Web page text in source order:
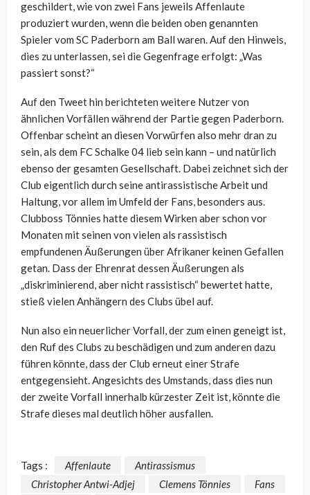
geschildert, wie von zwei Fans jeweils Affenlaute
produziert wurden, wenn die beiden oben genannten
Spieler vom SC Paderborn am Ball waren. Auf den Hinweis,
dies zu unterlassen, sei die Gegenfrage erfolgt: „Was
passiert sonst?“
Auf den Tweet hin berichteten weitere Nutzer von
ähnlichen Vorfällen während der Partie gegen Paderborn.
Offenbar scheint an diesen Vorwürfen also mehr dran zu
sein, als dem FC Schalke 04 lieb sein kann – und natürlich
ebenso der gesamten Gesellschaft. Dabei zeichnet sich der
Club eigentlich durch seine antirassistische Arbeit und
Haltung, vor allem im Umfeld der Fans, besonders aus.
Clubboss Tönnies hatte diesem Wirken aber schon vor
Monaten mit seinen von vielen als rassistisch
empfundenen Äußerungen über Afrikaner keinen Gefallen
getan. Dass der Ehrenrat dessen Äußerungen als
„diskriminierend, aber nicht rassistisch“ bewertet hatte,
stieß vielen Anhängern des Clubs übel auf.
Nun also ein neuerlicher Vorfall, der zum einen geneigt ist,
den Ruf des Clubs zu beschädigen und zum anderen dazu
führen könnte, dass der Club erneut einer Strafe
entgegensieht. Angesichts des Umstands, dass dies nun
der zweite Vorfall innerhalb kürzester Zeit ist, könnte die
Strafe dieses mal deutlich höher ausfallen.
Tags : Affenlaute
Antirassismus
Christopher Antwi-Adjej
Clemens Tönnies
Fans